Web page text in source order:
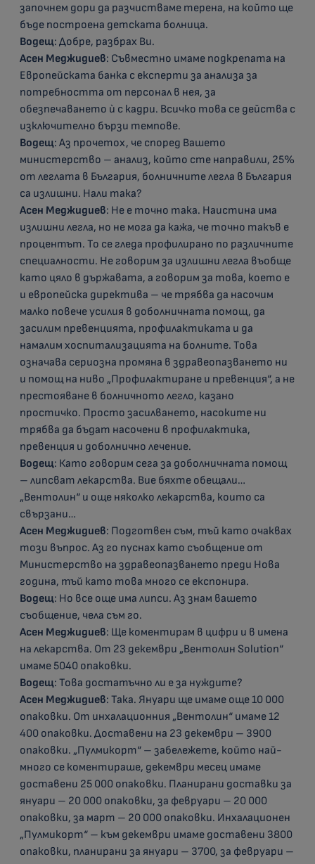
започнем дори да разчистваме терена, на който ще
бъде построена детската болница.
Водещ: Добре, разбрах Ви.
Асен Меджидиев: Съвместно имаме подкрепата на
Европейската банка с експерти за анализа за
потребността от персонал в нея, за
обезпечаването ѝ с кадри. Всичко това се действа с
изключително бързи темпове.
Водещ: Аз прочетох, че според Вашето
министерство – анализ, който сте направили, 25%
от леглата в България, болничните легла в България
са излишни. Нали така?
Асен Меджидиев: Не е точно така. Наистина има
излишни легла, но не мога да кажа, че точно такъв е
процентът. То се гледа профилирано по различните
специалности. Не говорим за излишни легла въобще
като цяло в държавата, а говорим за това, което е
и европейска директива – че трябва да насочим
малко повече усилия в доболничната помощ, да
засилим превенцията, профилактиката и да
намалим хоспитализацията на болните. Това
означава сериозна промяна в здравеопазването ни
и помощ на ниво „Профилактиране и превенция“, а не
престояване в болничното легло, казано
простичко. Просто засилването, насоките ни
трябва да бъдат насочени в профилактика,
превенция и доболнично лечение.
Водещ: Като говорим сега за доболничната помощ
– липсват лекарства. Вие бяхте обещали…
„Вентолин“ и още няколко лекарства, които са
свързани…
Асен Меджидиев: Подготвен съм, тъй като очаквах
този въпрос. Аз го пуснах като съобщение от
Министерство на здравеопазването преди Нова
година, тъй като това много се експонира.
Водещ: Но все още има липси. Аз знам вашето
съобщение, чела съм го.
Асен Меджидиев: Ще коментирам в цифри и в имена
на лекарства. От 23 декември „Вентолин Solution“
имаме 5040 опаковки.
Водещ: Това достатъчно ли е за нуждите?
Асен Меджидиев: Така. Януари ще имаме още 10 000
опаковки. От инхалационния „Вентолин“ имаме 12
400 опаковки. Доставени на 23 декември – 3900
опаковки. „Пулмикорт“ – забележете, който най-
много се коментираше, декември месец имаме
доставени 25 000 опаковки. Планирани доставки за
януари – 20 000 опаковки, за февруари – 20 000
опаковки, за март – 20 000 опаковки. Инхалационен
„Пулмикорт“ – към декември имаме доставени 3800
опаковки, планирани за януари – 3700, за февруари –